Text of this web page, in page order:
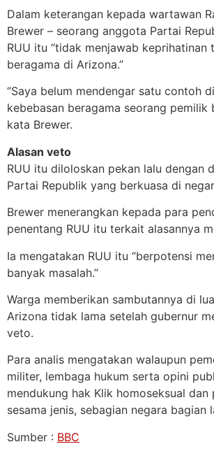
Dalam keterangan kepada wartawan
Brewer – seorang anggota Partai
RUU itu “tidak menjawab keprihatinan
beragama di Arizona.”
“Saya belum mendengar satu contoh
kebebasan beragama seorang pemilik
kata Brewer.
Alasan veto
RUU itu diloloskan pekan lalu dengan
Partai Republik yang berkuasa di
Brewer menerangkan kepada para
penentang RUU itu terkait alasannya
Ia mengatakan RUU itu “berpotensi
banyak masalah.”
Warga memberikan sambutannya di
Arizona tidak lama setelah gubernur
veto.
Para analis mengatakan walaupun
militer, lembaga hukum serta opini
mendukung hak Klik homoseksual dan
sesama jenis, sebagian negara bagian
Sumber : BBC